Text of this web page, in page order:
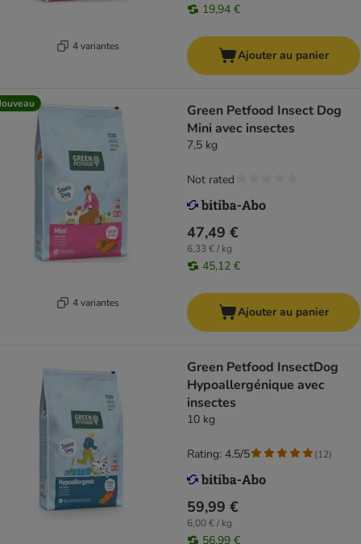
4 variantes
19,94 €
Ajouter au panier
4 variantes
Green Petfood Insect Dog
Mini avec insectes
7,5 kg
47,49 €
6,33 € / kg
45,12 €
Not rated
Ajouter au panier
Green Petfood InsectDog
Hypoallergénique avec
insectes
10 kg
59,99 €
6,00 € / kg
56,99 €
Rating: 4.5/5 (12)